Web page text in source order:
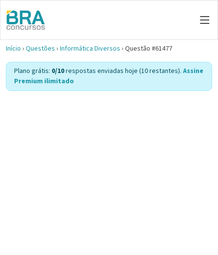
Início › Questões › Informática Diversos › Questão #61477
Plano grátis: 0/10respostas enviadas hoje (10 restantes). Assine
Premium ilimitado